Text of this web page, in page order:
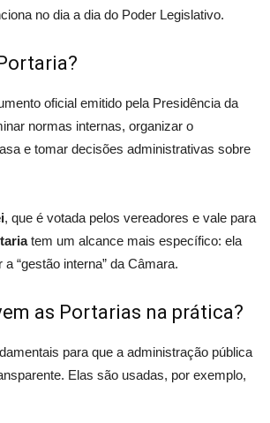
no dia a dia do Poder Legislativo.
oficial emitido pela Presidência da
normas internas, organizar o
e tomar decisões administrativas sobre
, que é votada pelos vereadores e vale para
tem um alcance mais específico: ela
“gestão interna” da Câmara.
as Portarias na prática?
para que a administração pública
Elas são usadas, por exemplo,